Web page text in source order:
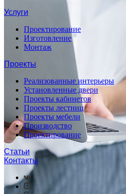
Услуги
Проектирование
Изготовление
Монтаж
Проекты
Реализованные интерьеры
Установленные двери
Проекты кабинетов
Проекты лестниц
Проекты мебели
Производство
Проектирование
Статьи
Контакты